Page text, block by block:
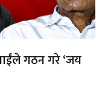
गठन गरे ‘जय